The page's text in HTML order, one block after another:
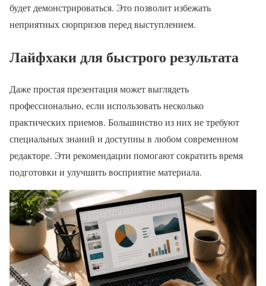
будет демонстрироваться. Это позволит избежать
неприятных сюрпризов перед выступлением.
Лайфхаки для быстрого результата
Даже простая презентация может выглядеть
профессионально, если использовать несколько
практических приемов. Большинство из них не требуют
специальных знаний и доступны в любом современном
редакторе. Эти рекомендации помогают сократить время
подготовки и улучшить восприятие материала.